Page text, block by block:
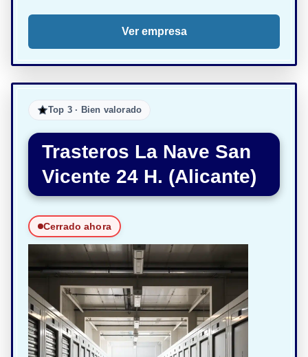
Ver empresa
Top 3 · Bien valorado
Trasteros La Nave San
Vicente 24 H. (Alicante)
Cerrado ahora